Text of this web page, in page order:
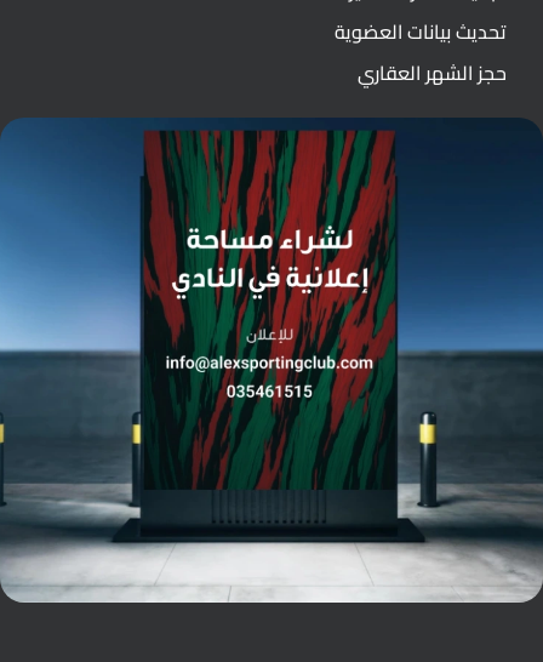
تحديث بيانات العضوية
حجز الشهر العقاري